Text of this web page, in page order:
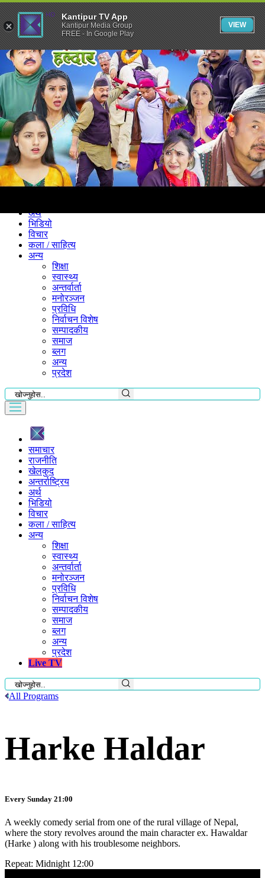
समाचार
राजनीति
अर्थ
भिडियो
विचार
कला / साहित्य
अन्य
शिक्षा
स्वास्थ्य
अन्तर्वार्ता
मनोरञ्जन
प्रविधि
निर्वाचन विशेष
सम्पादकीय
समाज
ब्लग
अन्य
प्रदेश
समाचार
राजनीति
खेलकुद
अन्तर्राष्ट्रिय
अर्थ
भिडियो
विचार
कला / साहित्य
अन्य
शिक्षा
स्वास्थ्य
अन्तर्वार्ता
मनोरञ्जन
प्रविधि
निर्वाचन विशेष
सम्पादकीय
समाज
ब्लग
अन्य
प्रदेश
Live TV
All Programs
Harke Haldar
Every Sunday 21:00
A weekly comedy serial from one of the rural village of Nepal,
where the story revolves around the main character ex. Hawaldar
(Harke ) along with his troublesome neighbors.
Repeat: Midnight 12:00
Kantipur TV App
Kantipur Media Group
FREE - In Google Play
VIEW